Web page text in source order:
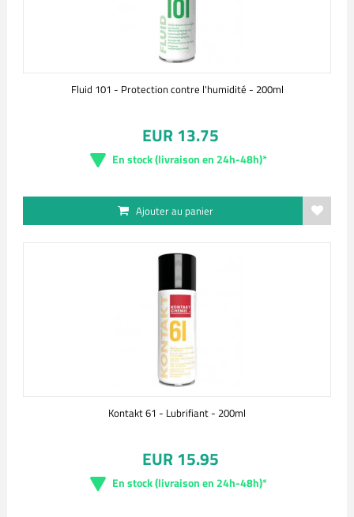
Fluid 101 - Protection contre l'humidité - 200ml
EUR 13.75
En stock (livraison en 24h-48h)*
Ajouter au panier
Kontakt 61 - Lubrifiant - 200ml
EUR 15.95
En stock (livraison en 24h-48h)*